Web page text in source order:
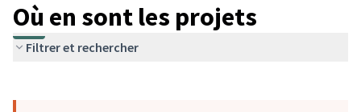
Où en sont les projets
Filtrer et rechercher